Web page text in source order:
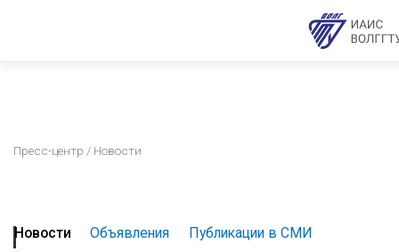
Пресс-центр / Новости
Новости Объявления
Публикации в СМИ